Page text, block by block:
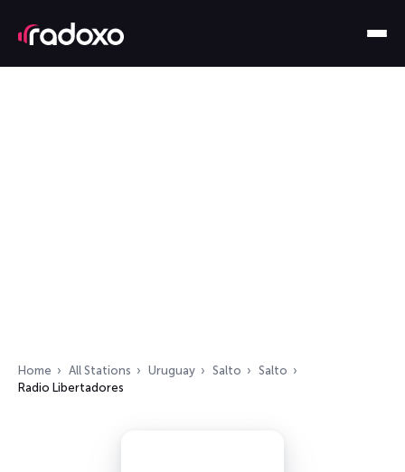
Home All Stations Uruguay Salto
Salto
Radio Libertadores